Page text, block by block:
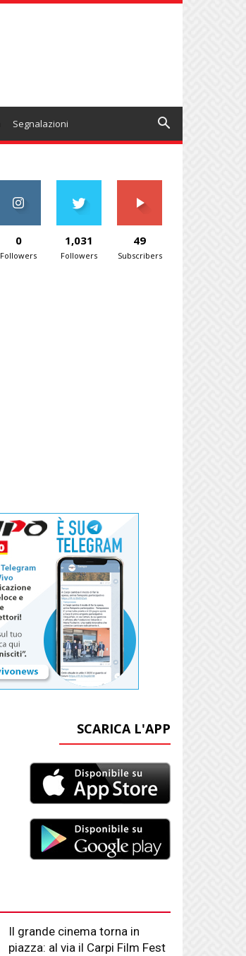
Segnalazioni
0
Followers
1,031
Followers
49
Subscribers
SCARICA L'APP
Il grande cinema torna in
piazza: al via il Carpi Film Fest